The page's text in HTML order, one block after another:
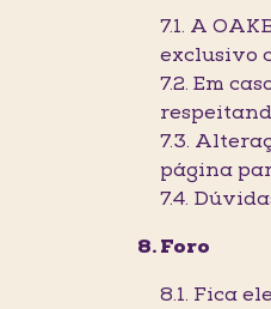
7.1. A
exclusivo
7.2. Em
7.3.
página
7.4.
Foro
8.1. Fica